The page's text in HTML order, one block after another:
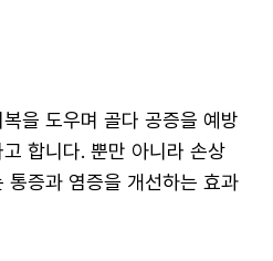
을 도우며 골다 공증을 예방
합니다. 뿐만 아니라 손상
통증과 염증을 개선하는 효과